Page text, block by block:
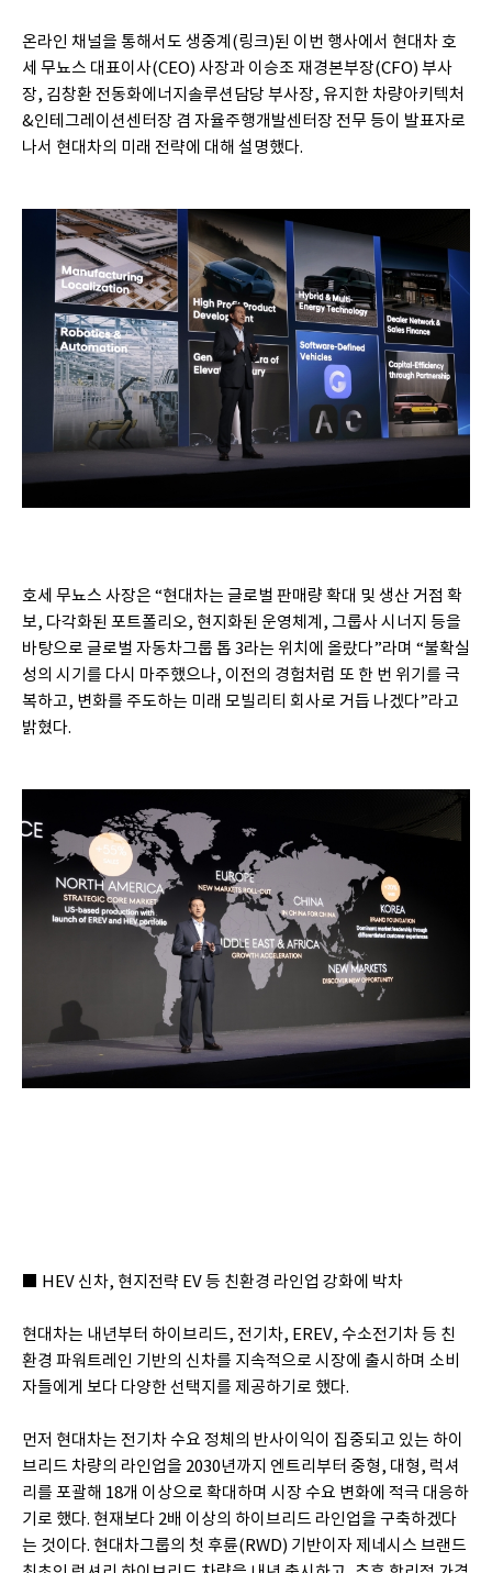
온라인 채널을 통해서도 생중계(링크)된 이번 행사에서 현대차 호
세 무뇨스 대표이사(CEO) 사장과 이승조 재경본부장(CFO) 부사
장, 김창환 전동화에너지솔루션담당 부사장, 유지한 차량아키텍처
&인테그레이션센터장 겸 자율주행개발센터장 전무 등이 발표자로
나서 현대차의 미래 전략에 대해 설명했다.
호세 무뇨스 사장은 “현대차는 글로벌 판매량 확대 및 생산 거점 확
보, 다각화된 포트폴리오, 현지화된 운영체계, 그룹사 시너지 등을
바탕으로 글로벌 자동차그룹 톱 3라는 위치에 올랐다”라며 “불확실
성의 시기를 다시 마주했으나, 이전의 경험처럼 또 한 번 위기를 극
복하고, 변화를 주도하는 미래 모빌리티 회사로 거듭 나겠다”라고
밝혔다.
■ HEV 신차, 현지전략 EV 등 친환경 라인업 강화에 박차
현대차는 내년부터 하이브리드, 전기차, EREV, 수소전기차 등 친
환경 파워트레인 기반의 신차를 지속적으로 시장에 출시하며 소비
자들에게 보다 다양한 선택지를 제공하기로 했다.
먼저 현대차는 전기차 수요 정체의 반사이익이 집중되고 있는 하이
브리드 차량의 라인업을 2030년까지 엔트리부터 중형, 대형, 럭셔
리를 포괄해 18개 이상으로 확대하며 시장 수요 변화에 적극 대응하
기로 했다. 현재보다 2배 이상의 하이브리드 라인업을 구축하겠다
는 것이다. 현대차그룹의 첫 후륜(RWD) 기반이자 제네시스 브랜드